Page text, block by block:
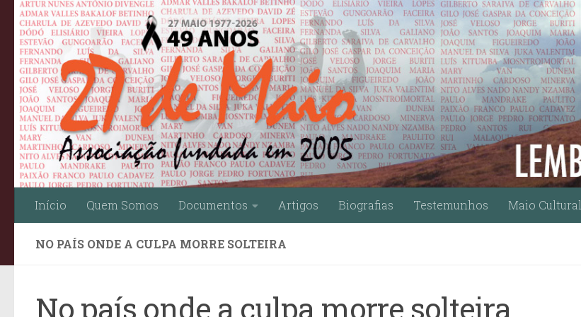
Skip to content
Início Quem Somos Documentos Artigos Biografias Testemunhos Maio Cultural
NO PAÍS ONDE A CULPA MORRE SOLTEIRA
No país onde a culpa morre solteira